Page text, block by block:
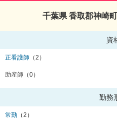
千葉県 香取郡神崎
資
正看護師 （2）
助産師 （0）
勤務
常勤 （2）